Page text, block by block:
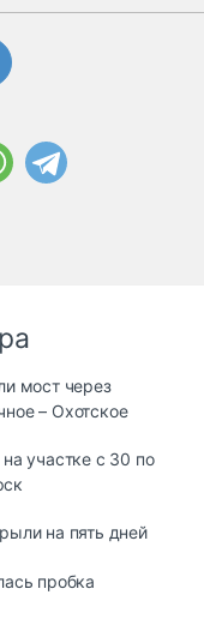
мост через
– Охотское
участке с 30 по
на пять дней
пробка